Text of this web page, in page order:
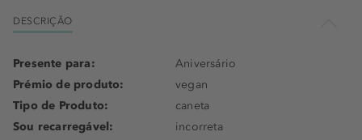
DESCRIÇÃO
Presente para:
Aniversário
Prémio de produto:
vegan
Tipo de Produto:
caneta
Sou recarregável:
incorreta